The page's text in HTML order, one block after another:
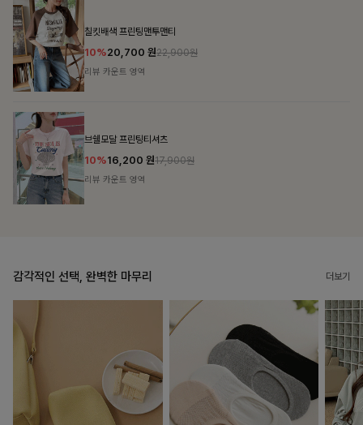
감각적인 선택, 완벽한 마무리 더보기